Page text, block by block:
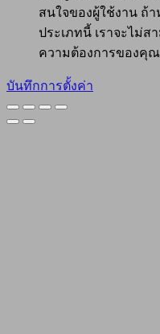
สนใจของผู้ใช้งาน ถ้
ประเภทนี้ เราจะไม่
ความต้องการของคุณ
บันทึกการตั้งค่า